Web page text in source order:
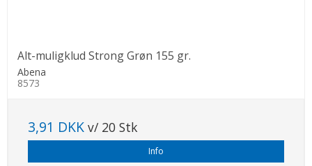
Alt-muligklud Strong Grøn 155 gr.
Abena
8573
3,91 DKK v/ 20 Stk
Info